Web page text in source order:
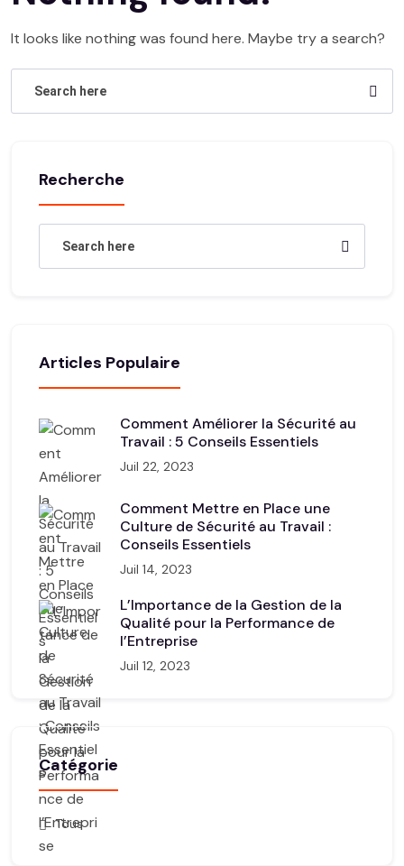
It looks like nothing was found here. Maybe try a search?
Recherche
Articles Populaire
Comment Améliorer la Sécurité au
Travail : 5 Conseils Essentiels
Juil 22, 2023
Comment Mettre en Place une
Culture de Sécurité au Travail :
Conseils Essentiels
Juil 14, 2023
L’Importance de la Gestion de la
Qualité pour la Performance de
l’Entreprise
Juil 12, 2023
Catégorie
Tous